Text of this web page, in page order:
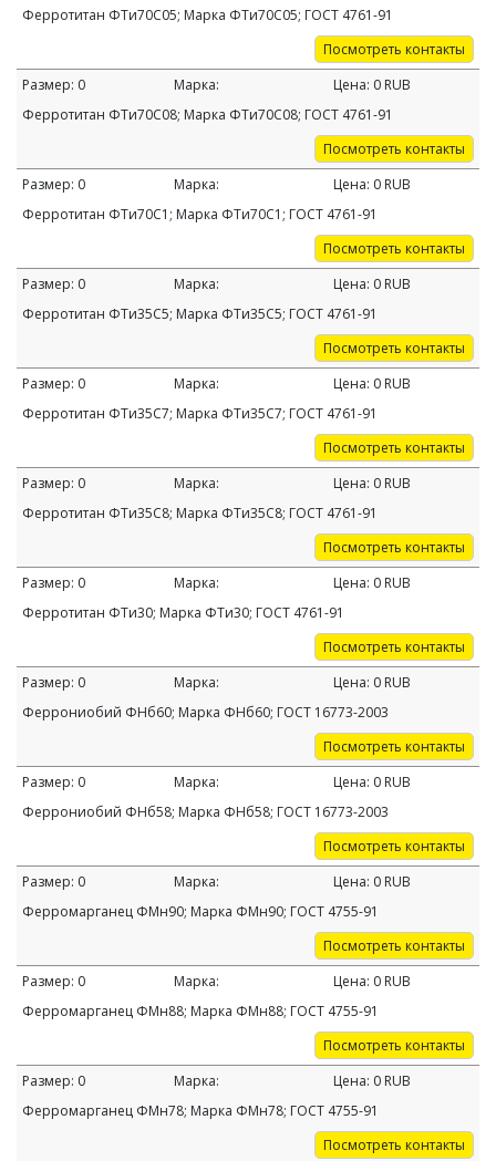
Ферротитан ФТи70С05; Марка ФТи70С05; ГОСТ 4761-91
Посмотреть контакты
Размер: 0 Марка: Цена: 0 RUB
Ферротитан ФТи70С08; Марка ФТи70С08; ГОСТ 4761-91
Посмотреть контакты
Размер: 0 Марка: Цена: 0 RUB
Ферротитан ФТи70С1; Марка ФТи70С1; ГОСТ 4761-91
Посмотреть контакты
Размер: 0 Марка: Цена: 0 RUB
Ферротитан ФТи35С5; Марка ФТи35С5; ГОСТ 4761-91
Посмотреть контакты
Размер: 0 Марка: Цена: 0 RUB
Ферротитан ФТи35С7; Марка ФТи35С7; ГОСТ 4761-91
Посмотреть контакты
Размер: 0 Марка: Цена: 0 RUB
Ферротитан ФТи35С8; Марка ФТи35С8; ГОСТ 4761-91
Посмотреть контакты
Размер: 0 Марка: Цена: 0 RUB
Ферротитан ФТи30; Марка ФТи30; ГОСТ 4761-91
Посмотреть контакты
Размер: 0 Марка: Цена: 0 RUB
Феррониобий ФНб60; Марка ФНб60; ГОСТ 16773-2003
Посмотреть контакты
Размер: 0 Марка: Цена: 0 RUB
Феррониобий ФНб58; Марка ФНб58; ГОСТ 16773-2003
Посмотреть контакты
Размер: 0 Марка: Цена: 0 RUB
Ферромарганец ФМн90; Марка ФМн90; ГОСТ 4755-91
Посмотреть контакты
Размер: 0 Марка: Цена: 0 RUB
Ферромарганец ФМн88; Марка ФМн88; ГОСТ 4755-91
Посмотреть контакты
Размер: 0 Марка: Цена: 0 RUB
Ферромарганец ФМн78; Марка ФМн78; ГОСТ 4755-91
Посмотреть контакты